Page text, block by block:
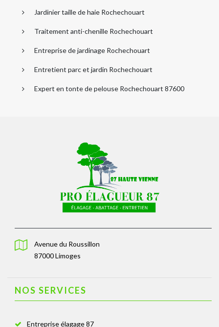
Jardinier taille de haie Rochechouart
Traitement anti-chenille Rochechouart
Entreprise de jardinage Rochechouart
Entretient parc et jardin Rochechouart
Expert en tonte de pelouse Rochechouart 87600
Avenue du Roussillon
87000 Limoges
NOS SERVICES
Entreprise élagage 87